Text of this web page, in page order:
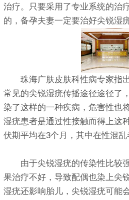
治疗。只要采用了专业系统的治
的，备孕夫妻一定要治好尖锐湿
珠海广肤皮肤科性病专家指
常见的尖锐湿疣传播途径途径了
染了这样的一种疾病，危害性也
湿疣患者是通过性接触而得上这
伏期平均在3个月，其中在性混乱
由于尖锐湿疣的传染性比较
果治疗不好，导致配偶也染上尖
湿疣还影响胎儿，尖锐湿疣可能